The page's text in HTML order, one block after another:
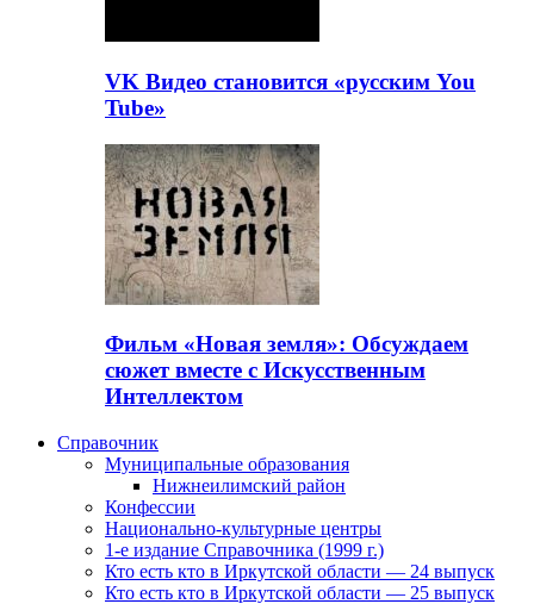
VK Видео становится «русским You
Tube»
Фильм «Новая земля»: Обсуждаем
сюжет вместе с Искусственным
Интеллектом
Справочник
Муниципальные образования
Нижнеилимский район
Конфессии
Национально-культурные центры
1-е издание Справочника (1999 г.)
Кто есть кто в Иркутской области — 24 выпуск
Кто есть кто в Иркутской области — 25 выпуск